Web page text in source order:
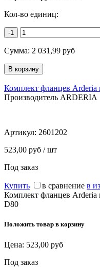
Кол-во единиц:
-1
Сумма: 2 031,99 руб
Комплект фланцев Arderia
Производитель ARDERIA
Артикул: 2601202
523,00 руб / шт
Под заказ
Купить в сравнение в
Комплект фланцев Arderia
D80
Положить товар в корзину
Цена: 523,00 руб
Под заказ